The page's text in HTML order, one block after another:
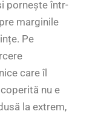
pornește într-
marginile
Pe
care îl
nu e
la extrem,